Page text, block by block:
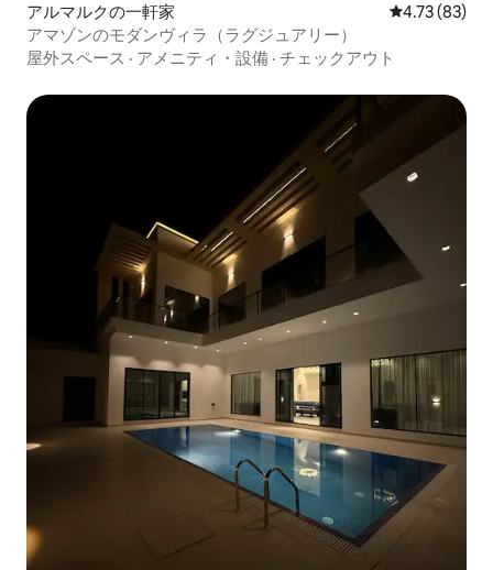
アルマルクの一軒家 レビュー83
4.73 (83)
アマゾンのモダンヴィラ（ラグジュアリー）
屋外スペース · アメニティ・設備 · チェックアウト